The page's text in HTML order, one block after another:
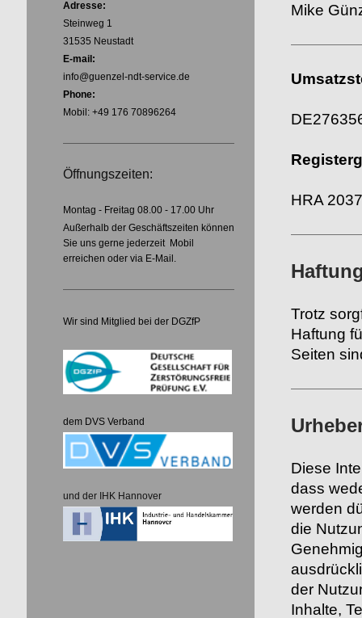
Mike
HRA
Trotz
Haftung
Seiten
Diese
dass
werden
die
der
Inhalte,
Adresse:
Steinweg 1
31535 Neustadt
E-mail:
info@guenzel-ndt-service.de
Phone:
Mobil: +49 176 70896264
Öffnungszeiten:
Montag - Freitag 08.00 - 17.00 Uhr
Außerhalb der Geschäftszeiten können
Sie uns gerne jederzeit Mobil
erreichen oder via E-Mail.
Wir sind Mitglied bei der DGZfP
dem DVS Verband
und der IHK Hannover